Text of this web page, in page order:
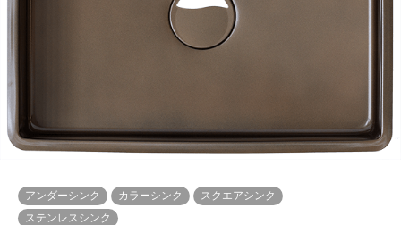
アンダーシンク カラーシンク
スクエアシンク
ステンレスシンク